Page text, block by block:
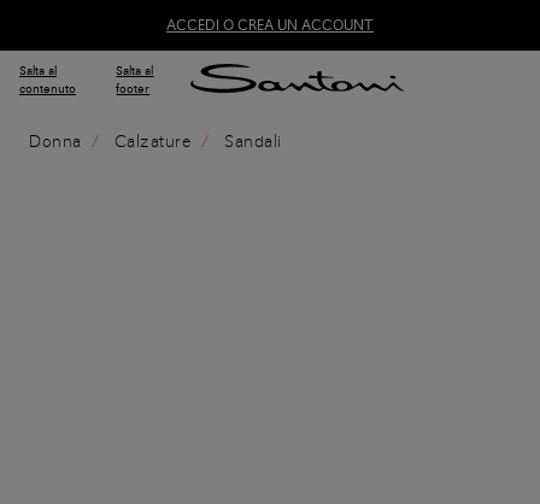
ACCEDI O CREA UN ACCOUNT
Salta al
contenuto
Salta al
footer
Donna Calzature Sandali